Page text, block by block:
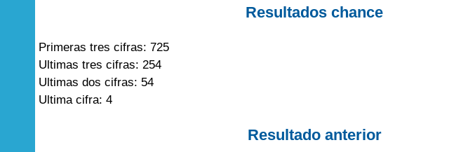
Resultados chance
Primeras tres cifras: 725
Ultimas tres cifras: 254
Ultimas dos cifras: 54
Ultima cifra: 4
Resultado anterior